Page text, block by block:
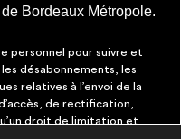
Bordeaux Métropole.
personnel pour suivre et
désabonnements, les
relatives à l’envoi de la
de rectification,
droit de limitation et